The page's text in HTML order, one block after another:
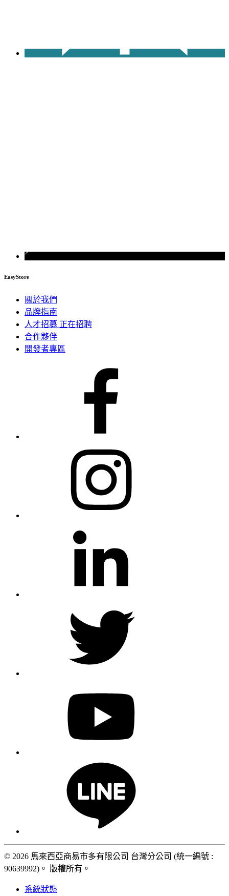
EasyStore
關於我們
品牌指南
人才招募 正在招聘
合作夥伴
開發者專區
© 2026 馬來西亞商易市多有限公司 台灣分公司 (統一編號 :
90639992)。 版權所有。
系統狀態